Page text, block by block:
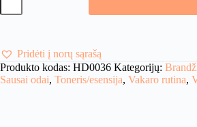
Wonder
Hyaluronic
Toner
-
Juodųjų
Pridėti į norų sąrašą
Produkto kodas: HD0036 Kategorijų:
Sausai odai, Toneris/esensija, Vakaro rutina,